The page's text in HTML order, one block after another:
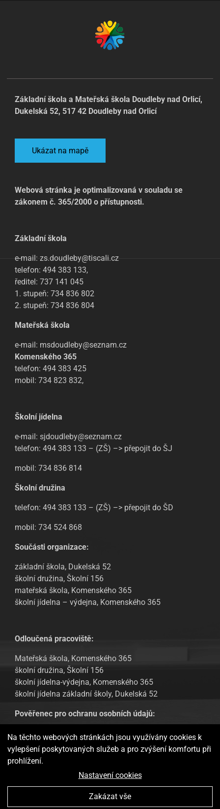
Základní škola a Mateřská škola Doudleby nad Orlicí,
Dukelská 52, 517 42 Doudleby nad Orlicí
Ukázat na mapě
Webová stránka je optimalizovaná v souladu se
zákonem č. 365/2000 o přístupnosti.
Základní škola
e-mail: zs.doudleby@tiscali.cz
telefon: 494 383 133,
ředitel: 737 141 045
1. stupeň: 734 836 802
2. stupeň: 734 836 804
Mateřská škola
e-mail: msdoudleby@seznam.cz
Komenského 365
telefon: 494 383 425
mobil: 734 823 832,
Školní jídelna
e-mail: sjdoudleby@seznam.cz
telefon: 494 383 133 – (ZŠ) –> přepojit do ŠJ
mobil: 734 836 814
Školní družina
telefon: 494 383 133 – (ZŠ) –> přepojit do ŠD
mobil: 734 524 868
Součásti organizace:
základní škola, Dukelská 52
školní družina, Školní 156
mateřská škola, Komenského 365
školní jídelna – výdejna, Komenského 365
Odloučená pracoviště:
Mateřská škola, Komenského 365
školní družina, Školní 156
školní jídelna-výdejna, Komenského 365
školní jídelna základní školy, Dukelská 52
Pověřenec pro ochranu osobních údajů:
Tomáš Urban, email: tomas.urban@sofbit.cz
GDPR – Informování veřejnosti
Na těchto webových stránkách jsou využívány cookies k
vylepšení poskytovaných služeb a pro zvýšení komfortu při
prohlížení.
Nastavení cookies
Zakázat vše
Webové stránky ukládají v souladu se zákony na vaše zařízení
webových stránek a pro analytické účely a v případě vašeho